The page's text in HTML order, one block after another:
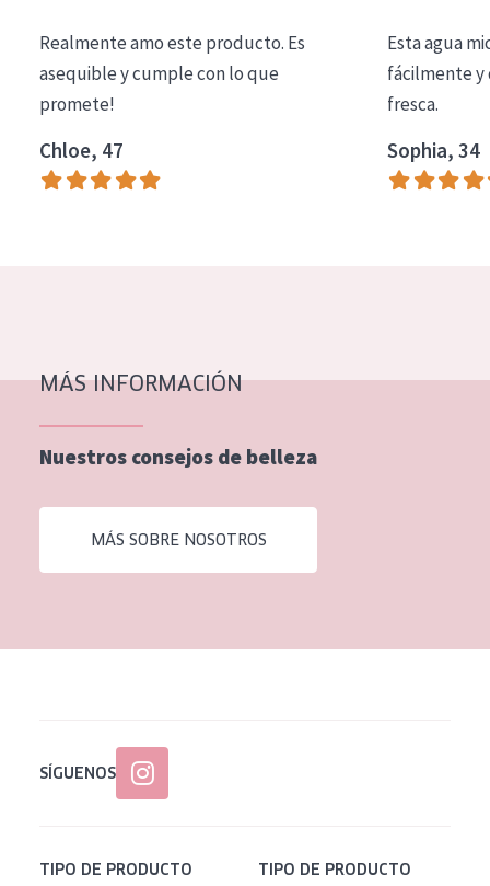
Essentials
Lift+
Expert
Piel madura
Piel menopáusica
EDAD
Realmente amo este producto. Es
asequible y cumple con lo que
promete!
Chloe, 47
Esta agua
fácilmente y
fresca.
Sophia, 34
MÁS INFORMACIÓN
Nuestros consejos de belleza
MÁS SOBRE NOSOTROS
SÍGUENOS
TIPO DE PRODUCTO TIPO DE PRODUCTO